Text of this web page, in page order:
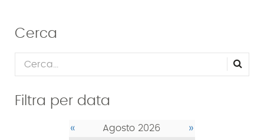
Cerca
Filtra per data
« Agosto 2026 »